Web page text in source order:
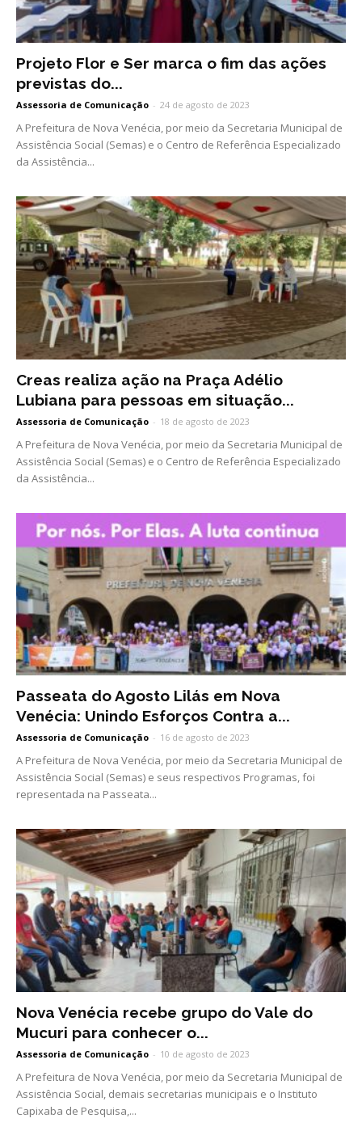
Projeto Flor e Ser marca o fim das ações
previstas do...
Assessoria de Comunicação - 24 de agosto de 2023
A Prefeitura de Nova Venécia, por meio da Secretaria Municipal de
Assistência Social (Semas) e o Centro de Referência Especializado
da Assistência...
Creas realiza ação na Praça Adélio
Lubiana para pessoas em situação...
Assessoria de Comunicação - 18 de agosto de 2023
A Prefeitura de Nova Venécia, por meio da Secretaria Municipal de
Assistência Social (Semas) e o Centro de Referência Especializado
da Assistência...
Passeata do Agosto Lilás em Nova
Venécia: Unindo Esforços Contra a...
Assessoria de Comunicação - 16 de agosto de 2023
A Prefeitura de Nova Venécia, por meio da Secretaria Municipal de
Assistência Social (Semas) e seus respectivos Programas, foi
representada na Passeata...
Nova Venécia recebe grupo do Vale do
Mucuri para conhecer o...
Assessoria de Comunicação - 10 de agosto de 2023
A Prefeitura de Nova Venécia, por meio da Secretaria Municipal de
Assistência Social, demais secretarias municipais e o Instituto
Capixaba de Pesquisa,...